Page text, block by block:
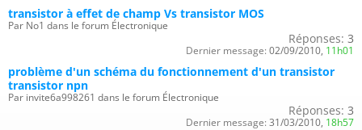
transistor à effet de champ Vs transistor MOS
Par No1 dans le forum Électronique
Réponses: 3
Dernier message: 02/09/2010, 11h01
problème d'un schéma du fonctionnement d'un transistor
transistor npn
Par invite6a998261 dans le forum Électronique
Réponses: 3
Dernier message: 31/03/2010, 18h57